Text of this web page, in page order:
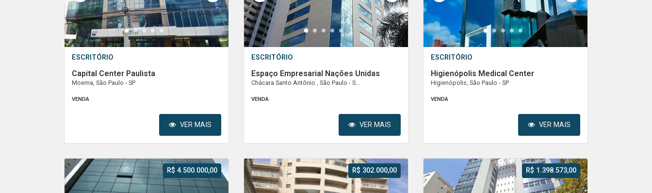
1 2 3 4 5
ESCRITÓRIO
Capital Center Paulista
Moema, São Paulo - SP
VENDA
VER MAIS
1 2 3 4 5
ESCRITÓRIO
Espaço Empresarial Nações Unidas
Chácara Santo Antônio , São Paulo - S...
VENDA
VER MAIS
1 2 3 4 5
ESCRITÓRIO
Higienópolis Medical Center
Higienópolis, São Paulo - SP
VENDA
VER MAIS
R$ 4.500.000,00 R$ 302.000,00 R$ 1.398.573,00